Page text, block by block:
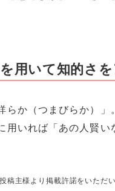
用いて知的さ
らか（つまびらか）
用いれば「あの人賢い
主様より掲載許諾をいただい